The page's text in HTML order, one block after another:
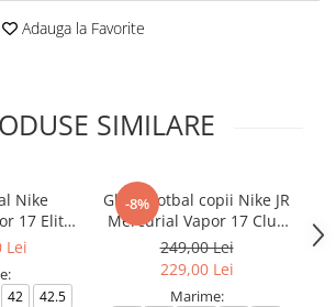
Adauga la Favorite
SIMILARE
Nike
17 Elite
Lei
42
42.5
-8%
Ghete fotbal copii Nike JR
Mercurial Vapor 17 Club
FG/MG
249,00 Lei
229,00 Lei
Marime: